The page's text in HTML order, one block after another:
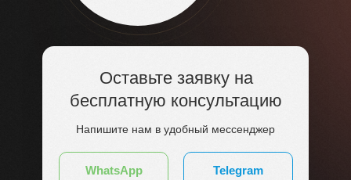
Оставьте заявку на
бесплатную консультацию
Напишите нам в удобный мессенджер
Telegram
WhatsApp